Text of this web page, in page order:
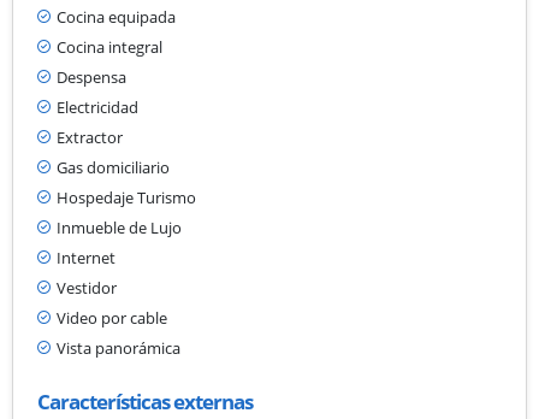
Cocina equipada
Cocina integral
Despensa
Electricidad
Extractor
Gas domiciliario
Hospedaje Turismo
Inmueble de Lujo
Internet
Vestidor
Video por cable
Vista panorámica
Características externas